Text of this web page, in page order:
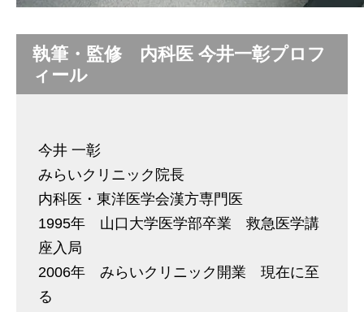
執筆・監修 内科医 今井一彰プロフ
ィール
今井 一彰
みらいクリニック院長
内科医・東洋医学会漢方専門医
1995年 山口大学医学部卒業 救急医学講
座入局
2006年 みらいクリニック開業 現在に至
る